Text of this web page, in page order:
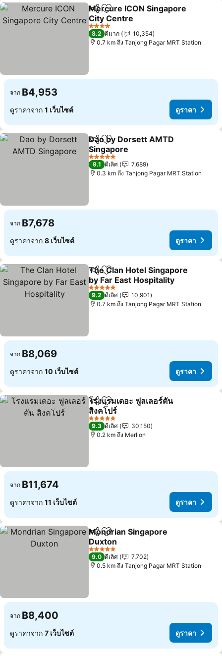
แชร์ เพิ่มในรายการโปรด
Mercure ICON Singapore
City Centre
4 ดาว
8.2 ดีมาก
10,354
0.7 km ถึง Tanjong Pagar MRT Station
จาก ฿4,953
ดูราคาจาก 1 เว็บไซต์ ดูราคา
แชร์ เพิ่มในรายการโปรด
Dao by Dorsett AMTD
Singapore
5 ดาว
9.1 ดีเลิศ
7,689
0.3 km ถึง Tanjong Pagar MRT Station
จาก ฿7,678
ดูราคาจาก 8 เว็บไซต์ ดูราคา
แชร์ เพิ่มในรายการโปรด
The Clan Hotel Singapore
by Far East Hospitality
5 ดาว
9.2 ดีเลิศ
10,901
0.7 km ถึง Tanjong Pagar MRT Station
จาก ฿8,069
ดูราคาจาก 10 เว็บไซต์ ดูราคา
แชร์ เพิ่มในรายการโปรด
โรงแรมเดอะ ฟูลเลอร์ตัน
สิงคโปร์
5 ดาว
9.3 ดีเลิศ
30,150
0.2 km ถึง Merlion
จาก ฿11,674
ดูราคาจาก 11 เว็บไซต์ ดูราคา
แชร์ เพิ่มในรายการโปรด
Mondrian Singapore
Duxton
5 ดาว
9.0 ดีเลิศ
7,702
0.5 km ถึง Tanjong Pagar MRT Station
จาก ฿8,400
ดูราคาจาก 7 เว็บไซต์ ดูราคา